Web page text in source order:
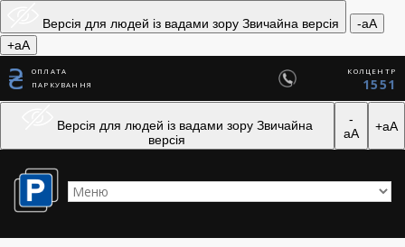
Версія для людей із вадами зору Звичайна версія
-aA
+aA
ОПЛАТА
ПАРКУВАННЯ
КОЛЦЕНТР
1551
Версія для людей із вадами зору Звичайна
версія
-
aA
+aA